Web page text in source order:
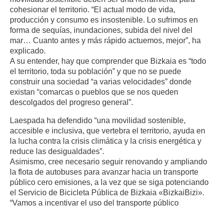
cohesionar el territorio. “El actual modo de vida,
producción y consumo es insostenible. Lo sufrimos en
forma de sequías, inundaciones, subida del nivel del
mar… Cuanto antes y más rápido actuemos, mejor”, ha
explicado.
A su entender, hay que comprender que Bizkaia es “todo
el territorio, toda su población” y que no se puede
construir una sociedad “a varias velocidades” donde
existan “comarcas o pueblos que se nos queden
descolgados del progreso general”.
Laespada ha defendido “una movilidad sostenible,
accesible e inclusiva, que vertebra el territorio, ayuda en
la lucha contra la crisis climática y la crisis energética y
reduce las desigualdades”.
Asimismo, cree necesario seguir renovando y ampliando
la flota de autobuses para avanzar hacia un transporte
público cero emisiones, a la vez que se siga potenciando
el Servicio de Bicicleta Pública de Bizkaia «BizkaiBizi».
“Vamos a incentivar el uso del transporte público